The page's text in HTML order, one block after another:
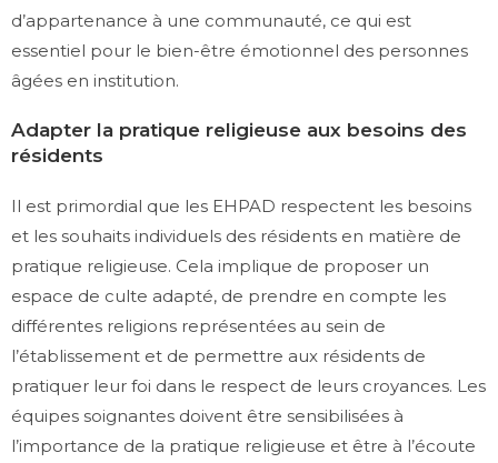
d’appartenance à une communauté, ce qui est
essentiel pour le bien-être émotionnel des personnes
âgées en institution.
Adapter la pratique religieuse aux besoins des
résidents
Il est primordial que les EHPAD respectent les besoins
et les souhaits individuels des résidents en matière de
pratique religieuse. Cela implique de proposer un
espace de culte adapté, de prendre en compte les
différentes religions représentées au sein de
l’établissement et de permettre aux résidents de
pratiquer leur foi dans le respect de leurs croyances. Les
équipes soignantes doivent être sensibilisées à
l’importance de la pratique religieuse et être à l’écoute